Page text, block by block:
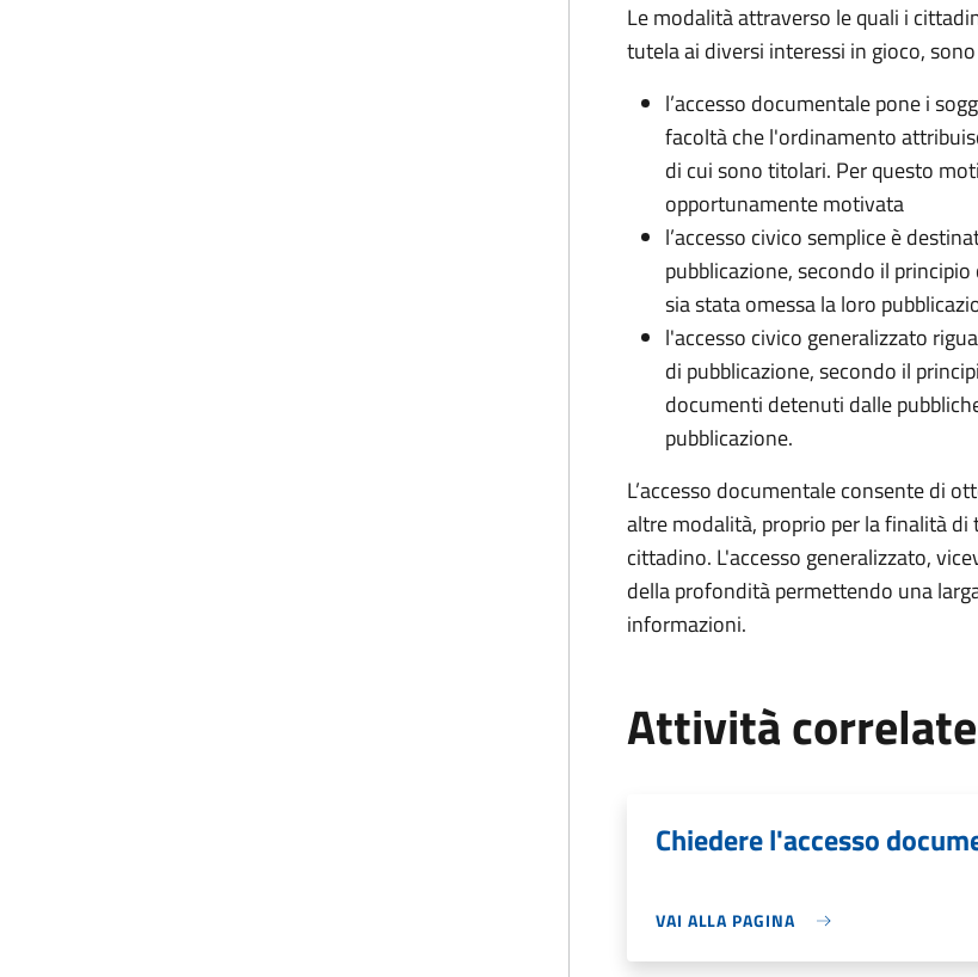
Le modalità attraverso le quali i
tutela ai diversi interessi in gioco,
l’accesso documentale pone i
facoltà che l'ordinamento
di cui sono titolari. Per questo
opportunamente motivata
l’accesso civico semplice è
pubblicazione, secondo il
sia stata omessa la loro
l'accesso civico generalizzato
di pubblicazione, secondo il
documenti detenuti dalle
pubblicazione.
L’accesso documentale consente di
altre modalità, proprio per la finalità
cittadino. L'accesso generalizzato,
della profondità permettendo una
informazioni.
Attività correlate
Chiedere l'accesso
VAI ALLA PAGINA